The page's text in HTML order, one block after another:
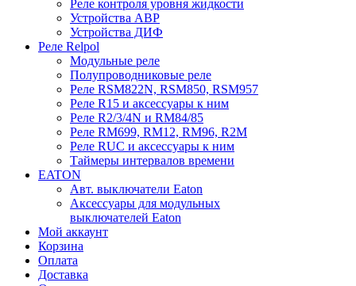
Реле контроля уровня жидкости
Устройства АВР
Устройства ДИФ
Реле Relpol
Модульные реле
Полупроводниковые реле
Реле RSM822N, RSM850, RSM957
Реле R15 и аксессуары к ним
Реле R2/3/4N и RM84/85
Реле RM699, RM12, RM96, R2M
Реле RUC и аксессуары к ним
Таймеры интервалов времени
EATON
Авт. выключатели Eaton
Аксессуары для модульных
выключателей Eaton
Мой аккаунт
Корзина
Оплата
Доставка